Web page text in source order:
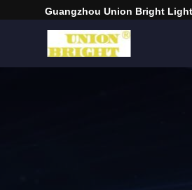
Guangzhou Union Bright